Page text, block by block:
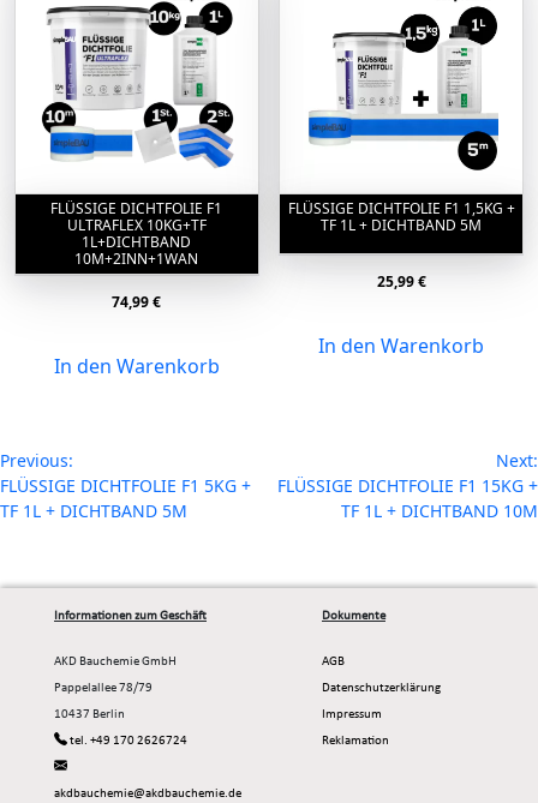
FLÜSSIGE DICHTFOLIE F1
ULTRAFLEX 10KG+TF
1L+DICHTBAND
10M+2INN+1WAN
74,99€
In den Warenkorb
FLÜSSIGE DICHTFOLIE F1 1,5KG +
TF 1L + DICHTBAND 5M
25,99€
In den Warenkorb
Beitragsnavigation
Previous:
FLÜSSIGE DICHTFOLIE F1 5KG +
TF 1L + DICHTBAND 5M
Next:
FLÜSSIGE DICHTFOLIE F1 15KG +
TF 1L + DICHTBAND 10M
Informationen zum Geschäft
AKD Bauchemie GmbH
Pappelallee 78/79
10437 Berlin
tel. +49 170 2626724
akdbauchemie@akdbauchemie.de
Dokumente
AGB
Datenschutzerklärung
Impressum
Reklamation